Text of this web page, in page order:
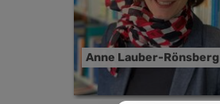
Anne Lauber-Rönsberg